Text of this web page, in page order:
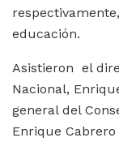
educación.
Asistieron el
Nacional,
general del
Enrique Cabrero